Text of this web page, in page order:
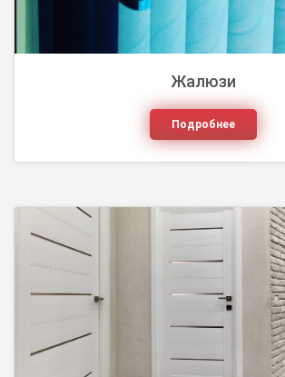
Жалюзи
Подробнее
Основа интерьера любого дома,
офисного помещения – полы. Сегодня
большое количество напольных
которые м...